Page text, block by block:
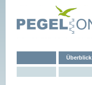
Überblick